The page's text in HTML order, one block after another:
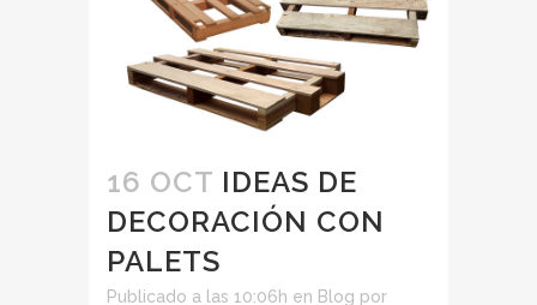
16 OCT IDEAS DE
DECORACIÓN CON
PALETS
Publicado a las 10:06h en Blog por